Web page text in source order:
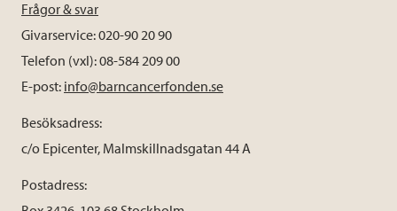
Frågor & svar
Givarservice: 020-90 20 90
Telefon (vxl): 08-584 209 00
E-post: info@barncancerfonden.se
Besöksadress:
c/o Epicenter, Malmskillnadsgatan 44 A
Postadress: